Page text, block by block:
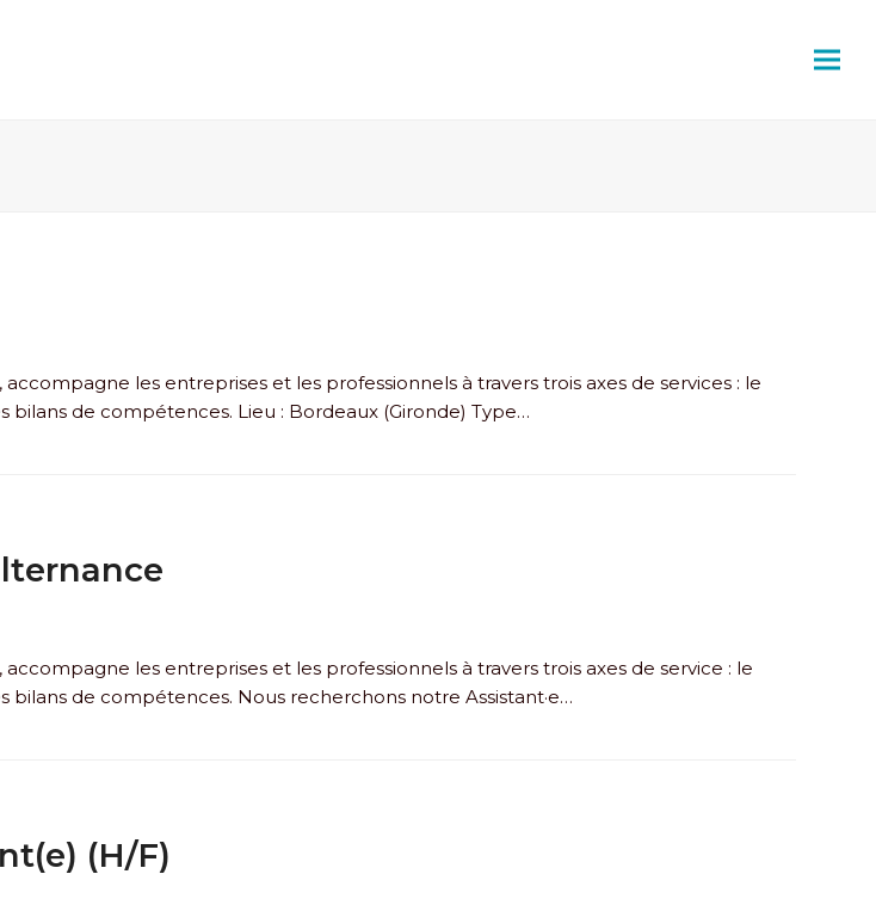
les entreprises et les professionnels à travers trois axes de services : le
de compétences. Lieu : Bordeaux (Gironde) Type…
les entreprises et les professionnels à travers trois axes de service : le
de compétences. Nous recherchons notre Assistant·e…
(H/F)